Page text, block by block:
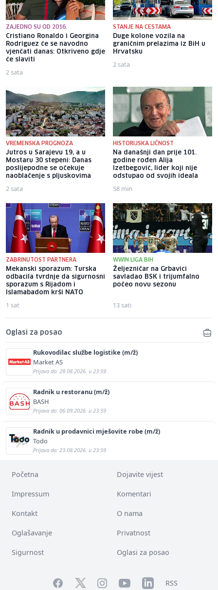
ZAJEDNO SU OD 2016.
Cristiano Ronaldo i Georgina
Rodriguez će se navodno
vjenčati danas: Otkriveno gdje
će slaviti
2 sata
STANJE NA CESTAMA
Duge kolone vozila na
graničnim prelazima iz BiH u
Hrvatsku
2 sata
VREMENSKA PROGNOZA
Jutros u Sarajevu 19, a u
Mostaru 30 stepeni: Danas
poslijepodne se očekuje
naoblačenje s pljuskovima
2 sata
HISTORIJSKA LIČNOST
Na današnji dan prije 101.
godine rođen Alija
Izetbegović, lider koji nije
odstupao od svojih ideala
58 min
ZABRINUTOST PARTNERA
Mekanski sporazum: Turska
odbacila tvrdnje da sigurnosni
sporazum s Rijadom i
Islamabadom krši NATO
1 sat
WWIN LIGA BIH
Željezničar na Grbavici
savladao BSK i trijumfalno
počeo novu sezonu
13 sati
Oglasi za posao
Rukovodilac službe logistike (m/ž)
Market AS
Prijava do: 28.08.2026. u 23:59
Radnik u restoranu (m/ž)
BASH
Prijava do: 06.09.2026. u 23:59
Radnik u prodavnici mješovite robe (m/ž)
Todo
Prijava do: 23.08.2026. u 23:59
Početna Dojavite vijest
Impressum Komentari
Kontakt O nama
Oglašavanje Privatnost
Sigurnost Oglasi za posao
FacebookTwitterInstagramYouTubeLinkedInRSS